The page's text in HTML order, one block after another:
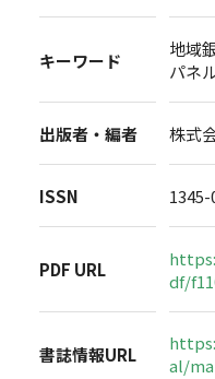
キーワード
地域
パネ
出版者・編者 株式
ISSN 1345-
PDF URL
df/
書誌情報URL
al/